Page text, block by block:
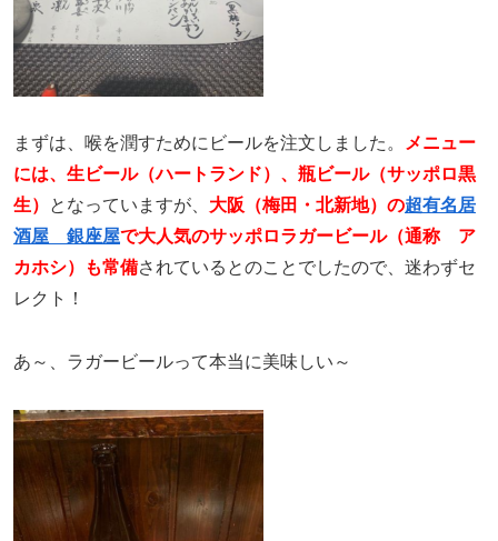
まずは、喉を潤すためにビールを注文しました。 メニュー
には、生ビール（ハートランド）、瓶ビール（サッポロ黒
生）
となっていますが、 大阪（梅田・北新地）の超有名居
酒屋 銀座屋で大人気のサッポロラガービール（通称 ア
カホシ）も常備されているとのことでしたので、迷わずセ
レクト！
あ～、ラガービールって本当に美味しい～